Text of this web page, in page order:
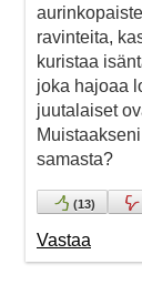
ravinteita,
kuristaa
joka hajoaa
juutalaiset
samasta?
(13)
Vastaa